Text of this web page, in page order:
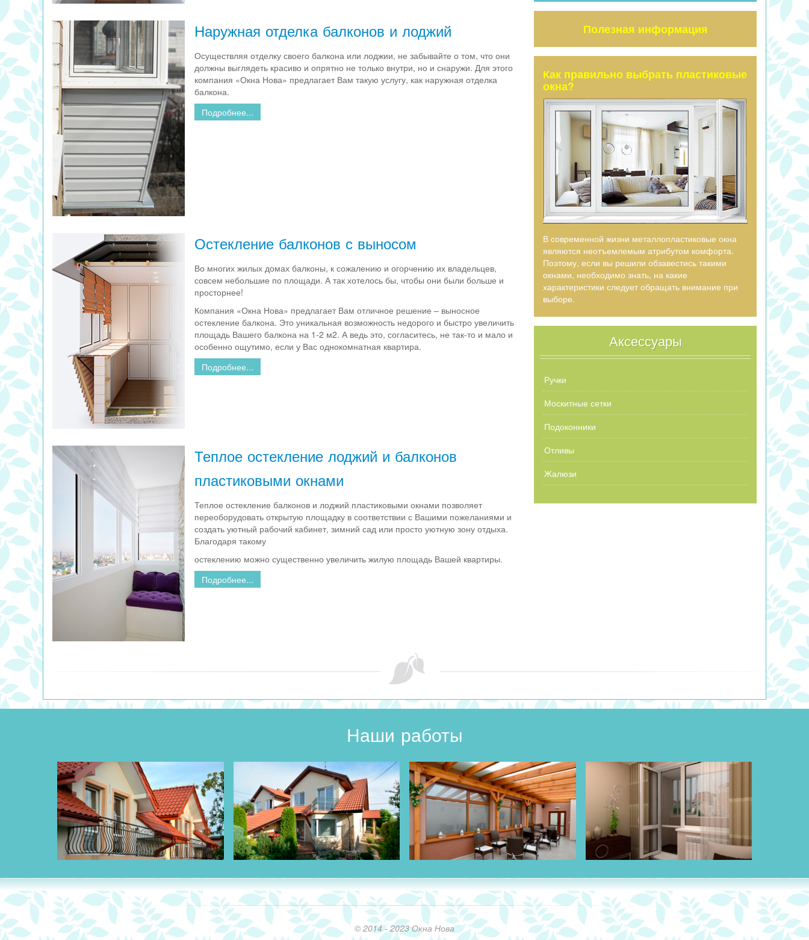
Наружная отделка балконов и лоджий
Осуществляя отделку своего балкона или лоджии, не забывайте о том, что они
должны выглядеть красиво и опрятно не только внутри, но и снаружи. Для этого
компания «Окна Нова» предлагает Вам такую услугу, как наружная отделка
балкона.
Подробнее...
Остекление балконов с выносом
Во многих жилых домах балконы, к сожалению и огорчению их владельцев,
совсем небольшие по площади. А так хотелось бы, чтобы они были больше и
просторнее!
Компания «Окна Нова» предлагает Вам отличное решение – выносное
остекление балкона. Это уникальная возможность недорого и быстро увеличить
площадь Вашего балкона на 1-2 м2. А ведь это, согласитесь, не так-то и мало и
особенно ощутимо, если у Вас однокомнатная квартира.
Подробнее...
Теплое остекление лоджий и балконов
пластиковыми окнами
Теплое остекление балконов и лоджий пластиковыми окнами позволяет
переоборудовать открытую площадку в соответствии с Вашими пожеланиями и
создать уютный рабочий кабинет, зимний сад или просто уютную зону отдыха.
Благодаря такому
остеклению можно существенно увеличить жилую площадь Вашей квартиры.
Подробнее...
Полезная информация
Как правильно выбрать пластиковые
окна?
В современной жизни металлопластиковые окна
являются неотъемлемым атрибутом комфорта.
Поэтому, если вы решили обзавестись такими
окнами, необходимо знать, на какие
характеристики следует обращать внимание при
выборе.
Аксессуары
Ручки
Москитные сетки
Подоконники
Отливы
Жалюзи
Наши работы
© 2014 - 2023 Окна Нова